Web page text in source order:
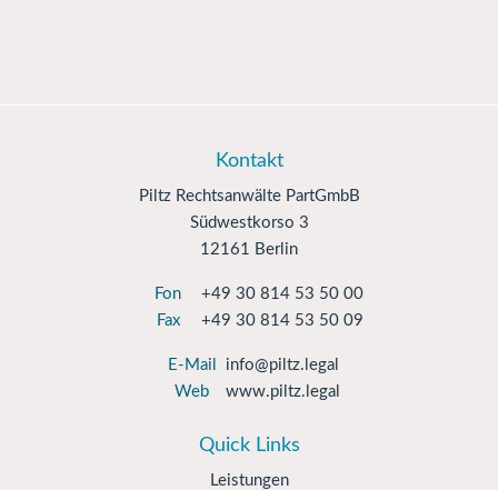
Kontakt
Piltz Rechtsanwälte PartGmbB
Südwestkorso 3
12161 Berlin
Fon
+49 30 814 53 50 00
Fax
+49 30 814 53 50 09
E-Mail
info@piltz.legal
Web
www.piltz.legal
Quick Links
Leistungen